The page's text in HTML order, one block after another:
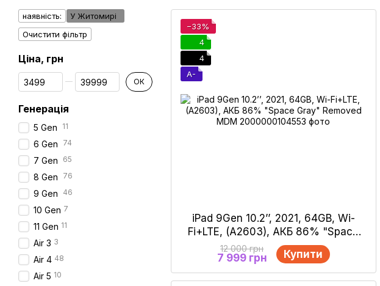
−33%
4
4
A-
iPad 9Gen 10.2’’, 2021, 64GB, Wi-
Fi+LTE, (A2603), АКБ 86% "Space
Gray" Removed MDM
12 000 грн
7 999 грн Купити
наявність:
У Житомирі
Очистити фільтр
Ціна, грн
Від Ціна, грн
До Ціна, грн ОК
Генерація
5 Gen 11
6 Gen 74
7 Gen 65
8 Gen 76
9 Gen 46
10 Gen 7
11 Gen 11
Air 3 3
Air 4 48
Air 5 10